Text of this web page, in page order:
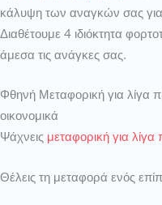
κάλυψη των αναγκών σας
Διαθέτουμε 4 ιδιόκτητα
άμεσα τις ανάγκες σας.
Φθηνή Μεταφορική για λίγα
οικονομικά
Ψάχνεις μεταφορική για
Θέλεις τη μεταφορά ενός